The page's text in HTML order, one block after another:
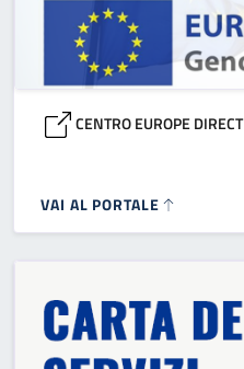
CENTRO EUROPE DIRECT
VAI AL PORTALE